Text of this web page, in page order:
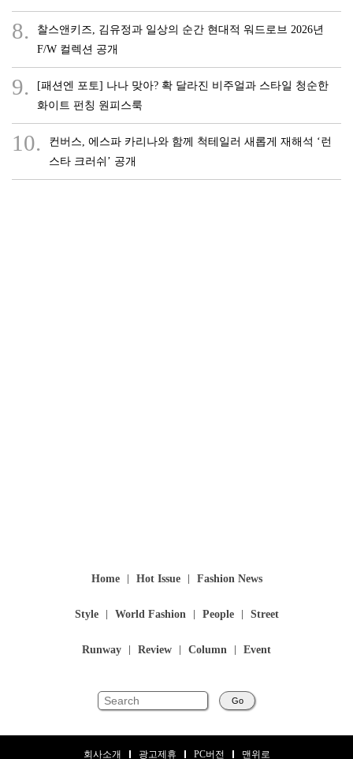
8.
찰스앤키즈, 김유정과 일상의 순간 현대적 워드로브 2026년
F/W 컬렉션 공개
9.
[패션엔 포토] 나나 맞아? 확 달라진 비주얼과 스타일 청순한
화이트 펀칭 원피스룩
10.
컨버스, 에스파 카리나와 함께 척테일러 새롭게 재해석 ‘런
스타 크러쉬’ 공개
Home Hot Issue Fashion News
Style World Fashion People Street
Runway Review Column Event
Go
회사소개 광고제휴 PC버전 맨위로